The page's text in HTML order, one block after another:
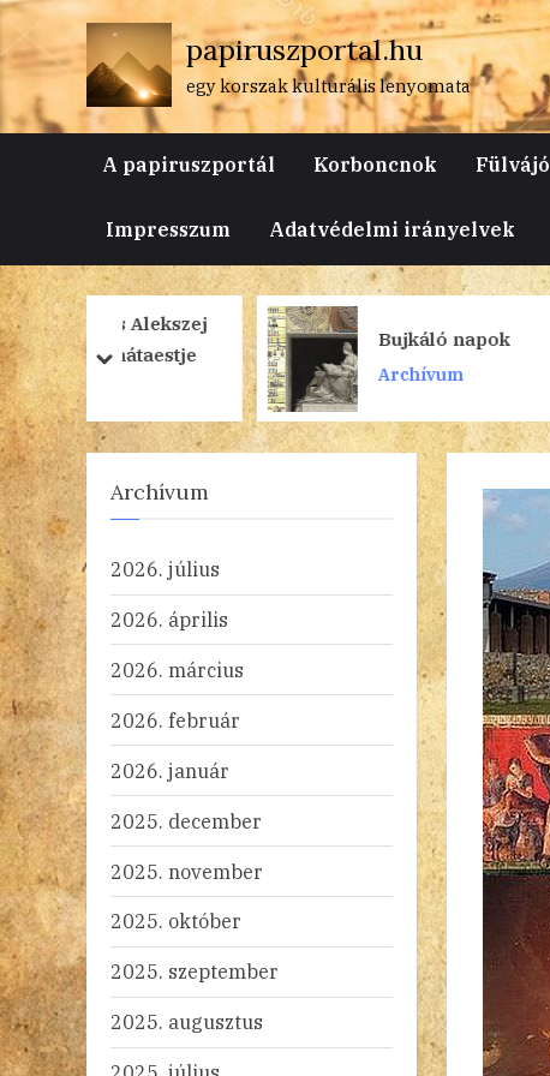
Skip
to
content
papiruszportal.hu
egy korszak kulturális lenyomata
A papiruszportál Korboncnok Fülvájó
Impresszum Adatvédelmi irányelvek
Bujkáló napok
Archívum
prev
next
Archívum
2026. július
2026. április
2026. március
2026. február
2026. január
2025. december
2025. november
2025. október
2025. szeptember
2025. augusztus